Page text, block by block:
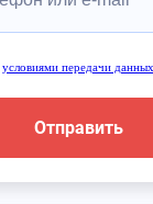
условиями передачи данных
Отправить